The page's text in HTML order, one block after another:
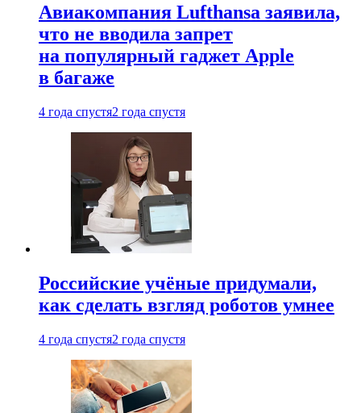
Авиакомпания Lufthansa заявила,
что не вводила запрет
на популярный гаджет Apple
в багаже
4 года спустя2 года спустя
Российские учёные придумали,
как сделать взгляд роботов умнее
4 года спустя2 года спустя